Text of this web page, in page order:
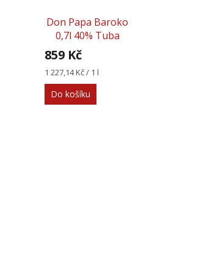
Don Papa Baroko
0,7l 40% Tuba
859 Kč
Měrná
cena:
1 227,14 Kč / 1 l
Do košíku